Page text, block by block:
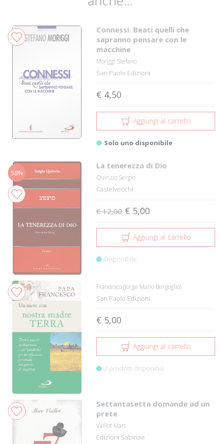
Connessi. Beati quelli che
sapranno pensare con le
macchine
Moriggi Stefano
San Paolo Edizioni
€ 4,50
Aggiungi al carrello
Solo uno disponibile
58%
La tenerezza di Dio
Quinzio Sergio
Castelvecchi
€ 12,00 € 5,00
Aggiungi al carrello
Disponibile
Francesco (Jorge Mario Bergoglio)
San Paolo Edizioni
€ 5,00
Aggiungi al carrello
2 prodotti disponibili
Settantasetta domande ad un
prete
Vaillot Marc
Edizioni Sabinae